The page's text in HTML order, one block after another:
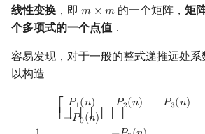
线性变换 ，即 𝑚 × 𝑚
m ×m 的一个矩阵， 矩
个多项式的一个点值 ．
容易发现，对于一般的整式递推远处
以构造
⎡⎢ ⎢ ⎢ ⎢ ⎢ ⎢ ⎢
𝑃1(𝑛) 𝑃2(𝑛) 𝑃3(𝑛)
−𝑃0(𝑛)
n)P2(n n)⋯P (n)Pm